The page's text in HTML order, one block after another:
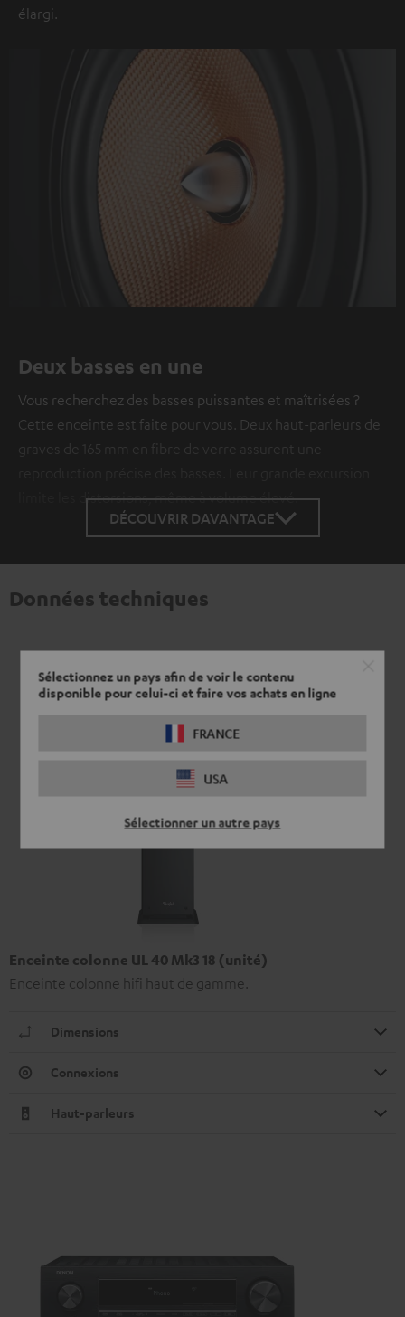
Sélectionnez un pays afin de voir le contenu
disponible pour celui-ci et faire vos achats en ligne
FRANCE
USA
Sélectionner un autre pays
élargi.
Deux basses en une
Vous recherchez des basses puissantes et maîtrisées ?
Cette enceinte est faite pour vous. Deux haut-parleurs de
graves de 165 mm en fibre de verre assurent une
limite les distorsions, même à volume élevé.
DÉCOUVRIR DAVANTAGE
Données techniques
Enceinte colonne UL 40 Mk3 18 (unité)
Enceinte colonne hifi haut de gamme.
Dimensions
Connexions
Haut-parleurs